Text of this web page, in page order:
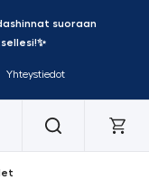
suoraan
Yhteystiedot